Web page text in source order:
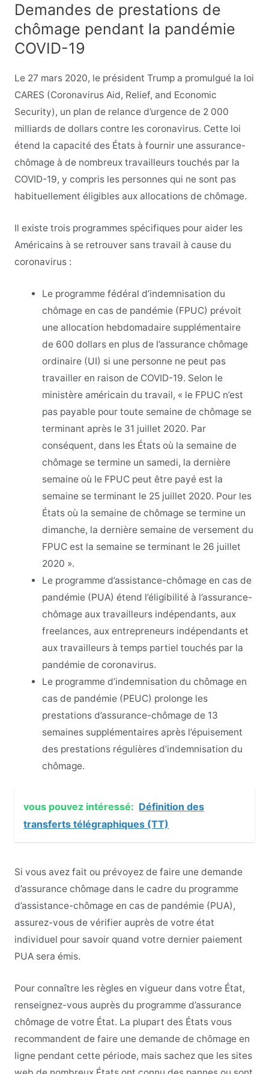
Demandes de prestations de
chômage pendant la pandémie
COVID-19
Le 27 mars 2020, le président Trump a promulgué la loi
CARES (Coronavirus Aid, Relief, and Economic
Security), un plan de relance d’urgence de 2 000
milliards de dollars contre les coronavirus. Cette loi
étend la capacité des États à fournir une assurance-
chômage à de nombreux travailleurs touchés par la
COVID-19, y compris les personnes qui ne sont pas
habituellement éligibles aux allocations de chômage.
Il existe trois programmes spécifiques pour aider les
Américains à se retrouver sans travail à cause du
coronavirus :
Le programme fédéral d’indemnisation du
chômage en cas de pandémie (FPUC) prévoit
une allocation hebdomadaire supplémentaire
de 600 dollars en plus de l’assurance chômage
ordinaire (UI) si une personne ne peut pas
travailler en raison de COVID-19. Selon le
ministère américain du travail, « le FPUC n’est
pas payable pour toute semaine de chômage se
terminant après le 31 juillet 2020. Par
conséquent, dans les États où la semaine de
chômage se termine un samedi, la dernière
semaine où le FPUC peut être payé est la
semaine se terminant le 25 juillet 2020. Pour les
États où la semaine de chômage se termine un
dimanche, la dernière semaine de versement du
FPUC est la semaine se terminant le 26 juillet
2020 ».
Le programme d’assistance-chômage en cas de
pandémie (PUA) étend l’éligibilité à l’assurance-
chômage aux travailleurs indépendants, aux
freelances, aux entrepreneurs indépendants et
aux travailleurs à temps partiel touchés par la
pandémie de coronavirus.
Le programme d’indemnisation du chômage en
cas de pandémie (PEUC) prolonge les
prestations d’assurance-chômage de 13
semaines supplémentaires après l’épuisement
des prestations régulières d’indemnisation du
chômage.
vous pouvez intéressé: Définition des
transferts télégraphiques (TT)
Si vous avez fait ou prévoyez de faire une demande
d’assurance chômage dans le cadre du programme
d’assistance-chômage en cas de pandémie (PUA),
assurez-vous de vérifier auprès de votre état
individuel pour savoir quand votre dernier paiement
PUA sera émis.
Pour connaître les règles en vigueur dans votre État,
renseignez-vous auprès du programme d’assurance
chômage de votre État. La plupart des États vous
recommandent de faire une demande de chômage en
ligne pendant cette période, mais sachez que les sites